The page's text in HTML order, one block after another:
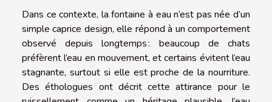
Dans ce contexte, la fontaine à eau n’est pas née d’un
simple caprice design, elle répond à un comportement
observé depuis longtemps : beaucoup de chats
préfèrent l’eau en mouvement, et certains évitent l’eau
stagnante, surtout si elle est proche de la nourriture.
Des éthologues ont décrit cette attirance pour le